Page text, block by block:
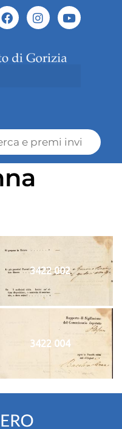
3422 002
3422 004